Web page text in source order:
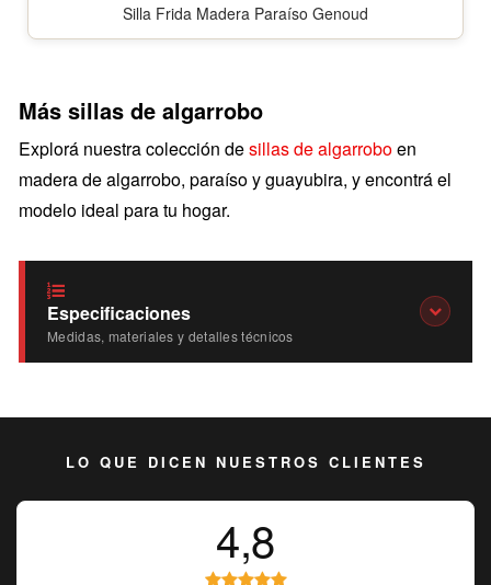
Silla Frida Madera Paraíso Genoud
Más sillas de algarrobo
Explorá nuestra colección desillas de algarroboen
madera de algarrobo, paraíso y guayubira, y encontrá el
modelo ideal para tu hogar.
Especificaciones
Medidas, materiales y detalles técnicos
LO QUE DICEN NUESTROS CLIENTES
4,8